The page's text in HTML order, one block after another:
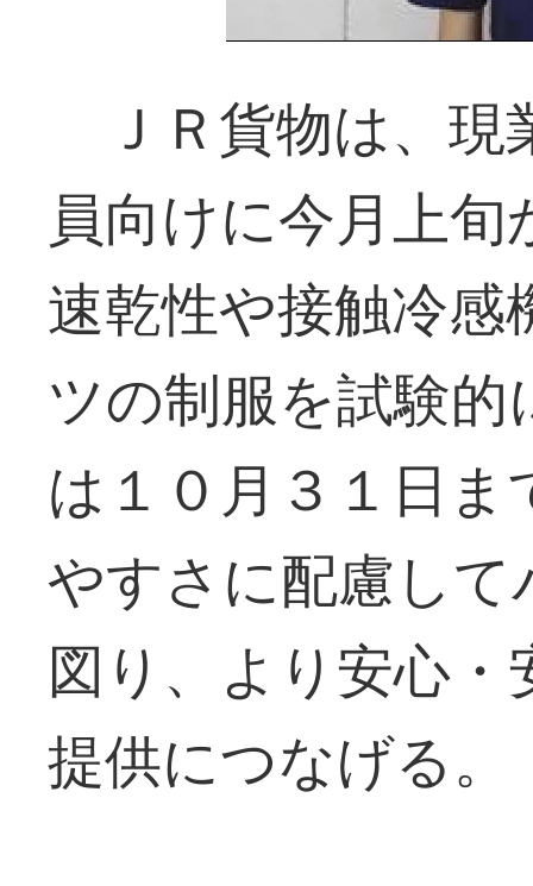
ＪＲ貨物は、現
員向けに今月上
速乾性や接触冷
ツの制服を試験
は１０月３１日
やすさに配慮し
図り、より安心
提供につなげる。